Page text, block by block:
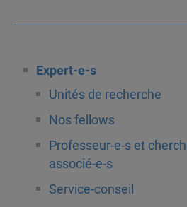
Expert-e-s
Unités de recherche
Nos fellows
Professeur-e-s et
associé-e-s
Service-conseil